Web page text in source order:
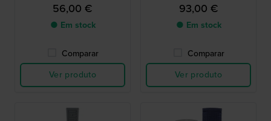
56,00 €
● Em stock
Comparar
Ver produto
93,00 €
● Em stock
Comparar
Ver produto